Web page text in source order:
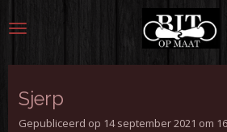
direct
hoofdinhoud
Sjerp
Gepubliceerd op 14 september 2021 om